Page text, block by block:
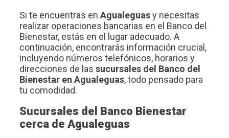
Si te encuentras en Agualeguasy necesitas
realizar operaciones bancarias en el Banco del
Bienestar, estás en el lugar adecuado. A
continuación, encontrarás información crucial,
incluyendo números telefónicos, horarios y
direcciones de las sucursales del Banco del
Bienestar en Agualeguas, todo pensado para
tu comodidad.
Sucursales del Banco Bienestar
cerca de Agualeguas